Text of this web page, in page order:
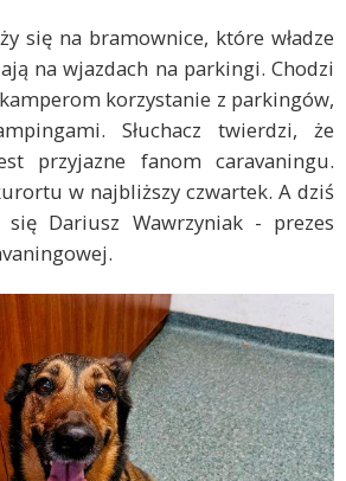
się na bramownice, które władze
na wjazdach na parkingi. Chodzi
korzystanie z parkingów,
Słuchacz twierdzi, że
przyjazne fanom caravaningu.
w najbliższy czwartek. A dziś
Dariusz Wawrzyniak - prezes